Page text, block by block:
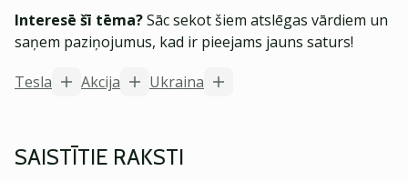
Interesē šī tēma?Sāc sekot šiem atslēgas vārdiem un
saņem paziņojumus, kad ir pieejams jauns saturs!
Tesla
Akcija Ukraina
SAISTĪTIE RAKSTI